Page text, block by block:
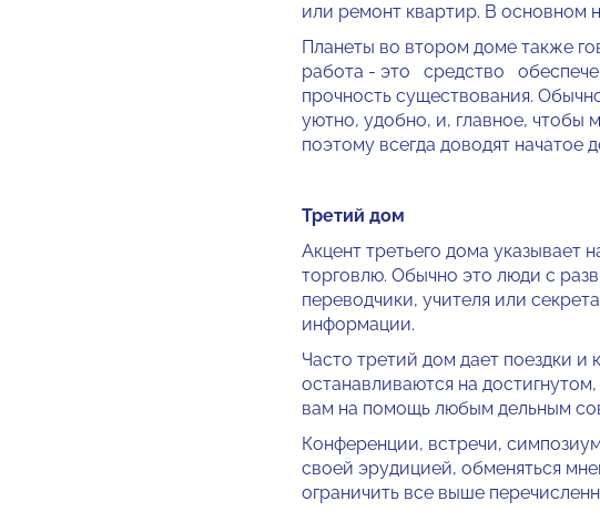
или ремонт квартир. В ос­новном
Планеты во втором доме также
работа - это средство
прочность су­ществования.
уютно, удобно, и, главное, чтобы
поэтому всегда доводят начатое
Третий дом
Акцент третьего дома указывает
торговлю. Обычно это люди с
переводчи­ки, учителя или
информации.
Часто третий дом дает поездки
оста­навливаются на
вам на помощь любым дельным
Конференции, встречи,
своей эру­дицией, обменяться
ограничить все выше